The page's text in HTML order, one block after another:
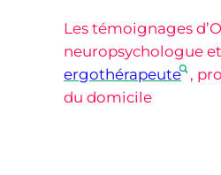
Les témoignages
neuropsychologue et
ergothérapeute ,
du domicile